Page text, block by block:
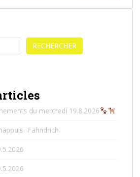
RECHERCHER
du mercredi 19.8.2026
Fähndrich